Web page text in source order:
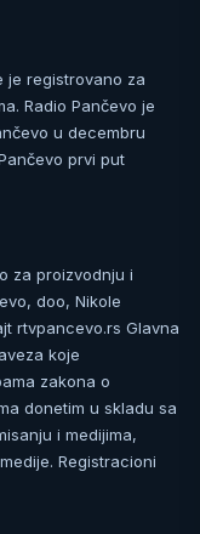
je registrovano za
Radio Pančevo je
u decembru
prvi put
za proizvodnju i
doo, Nikole
rtvpancevo.rs Glavna
koje
zakona o
donetim u skladu sa
i medijima,
Registracioni